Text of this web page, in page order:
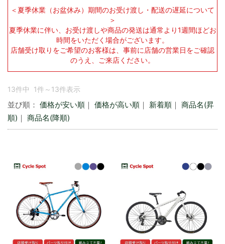
＜夏季休業（お盆休み）期間のお受け渡し・配送の遅延について
＞
夏季休業に伴い、お受け渡しや商品の発送は通常より1週間ほどお
時間をいただく場合がございます。
店舗受け取りをご希望のお客様は、事前に店舗の営業日をご確認
のうえ、ご来店ください。
13件中 1件～13件表示
並び順： 価格が安い順 ｜ 価格が高い順 ｜ 新着順 ｜ 商品名(昇
順) ｜ 商品名(降順)